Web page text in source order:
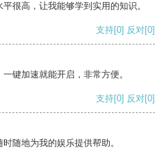
很高，让我能够学到实用的知识。
支持[0] 反对[0]
键加速就能开启，非常方便。
支持[0] 反对[0]
随地为我的娱乐提供帮助。